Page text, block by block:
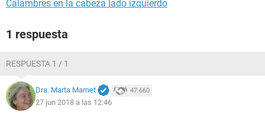
Calambres en la cabeza lado izquierdo
1 respuesta
RESPUESTA 1 / 1
Dra. Marta Marnet 47.660
27 jun 2018 a las 12:46